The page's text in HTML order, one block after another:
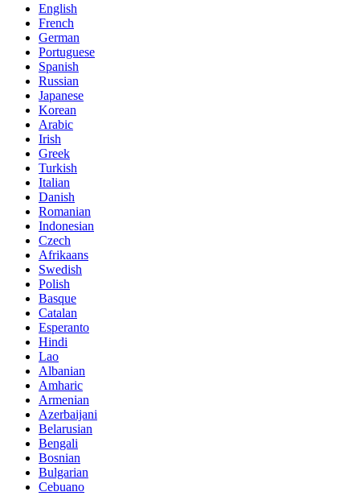
English
French
German
Portuguese
Spanish
Russian
Japanese
Korean
Arabic
Irish
Greek
Turkish
Italian
Danish
Romanian
Indonesian
Czech
Afrikaans
Swedish
Polish
Basque
Catalan
Esperanto
Hindi
Lao
Albanian
Amharic
Armenian
Azerbaijani
Belarusian
Bengali
Bosnian
Bulgarian
Cebuano